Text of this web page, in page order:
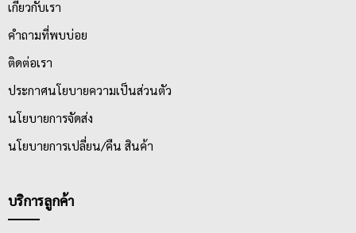
เกี่ยวกับเรา
คำถามที่พบบ่อย
ติดต่อเรา
ประกาศนโยบายความเป็นส่วนตัว
นโยบายการจัดส่ง
นโยบายการเปลี่ยน/คืน สินค้า
บริการลูกค้า